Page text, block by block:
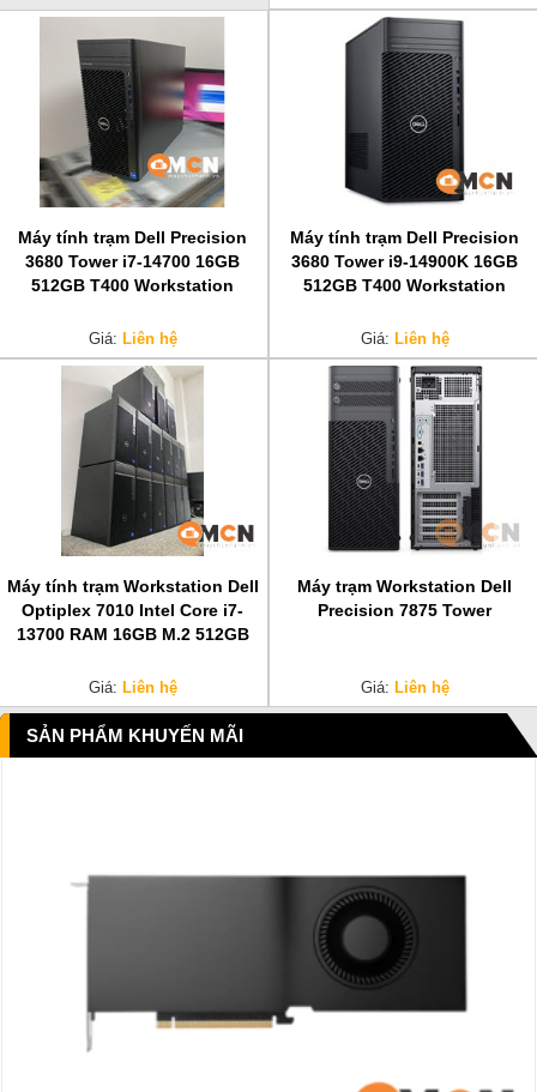
Máy tính trạm Dell Precision
3680 Tower i7-14700 16GB
512GB T400 Workstation
Giá: Liên hệ
Máy tính trạm Dell Precision
3680 Tower i9-14900K 16GB
512GB T400 Workstation
Giá: Liên hệ
Máy tính trạm Workstation Dell
Optiplex 7010 Intel Core i7-
13700 RAM 16GB M.2 512GB
Giá: Liên hệ
Máy trạm Workstation Dell
Precision 7875 Tower
Giá: Liên hệ
SẢN PHẨM KHUYẾN MÃI